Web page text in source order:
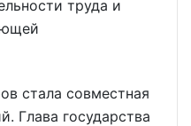
труда и
стала совместная
Глава государства